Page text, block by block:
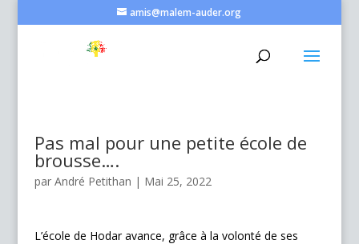
amis@malem-auder.org
Pas mal pour une petite école de
brousse….
par André Petithan | Mai 25, 2022
L’école de Hodar avance, grâce à la volonté de ses